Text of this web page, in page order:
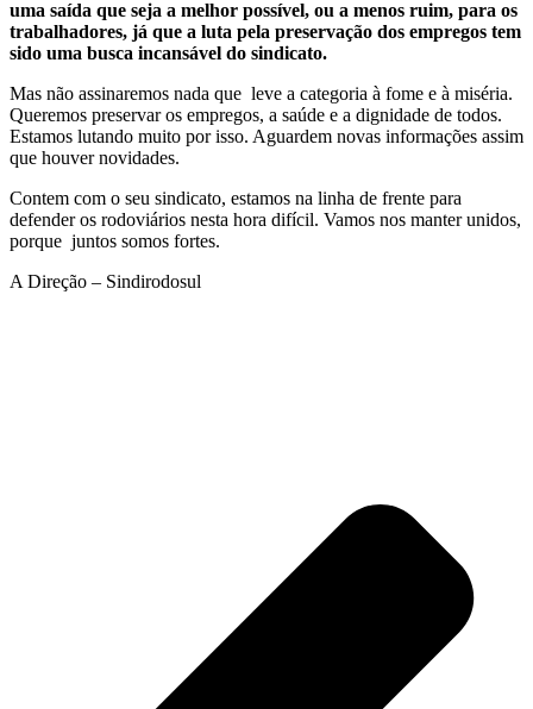
uma saída que seja a melhor possível, ou a menos ruim, para os
trabalhadores, já que a luta pela preservação dos empregos tem
sido uma busca incansável do sindicato.
Mas não assinaremos nada que leve a categoria à fome e à miséria.
Queremos preservar os empregos, a saúde e a dignidade de todos.
Estamos lutando muito por isso. Aguardem novas informações assim
que houver novidades.
Contem com o seu sindicato, estamos na linha de frente para
defender os rodoviários nesta hora difícil. Vamos nos manter unidos,
porque juntos somos fortes.
A Direção – Sindirodosul